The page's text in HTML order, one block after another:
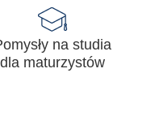
na studia
dla maturzystów